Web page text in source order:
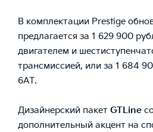
В комплектации Prestige
предлагается за 1 629 900
двигателем и
трансмиссией, или за 1 684
6АТ.
Дизайнерский пакет GTLine
дополнительный акцент на